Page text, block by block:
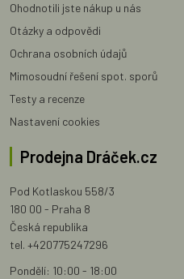
Ohodnotili jste nákup u nás
Otázky a odpovědi
Ochrana osobních údajů
Mimosoudní řešení spot. sporů
Testy a recenze
Nastavení cookies
Prodejna Dráček.cz
Pod Kotlaskou 558/3
180 00 - Praha 8
Česká republika
tel. +420775247296
Pondělí: 10:00 - 18:00